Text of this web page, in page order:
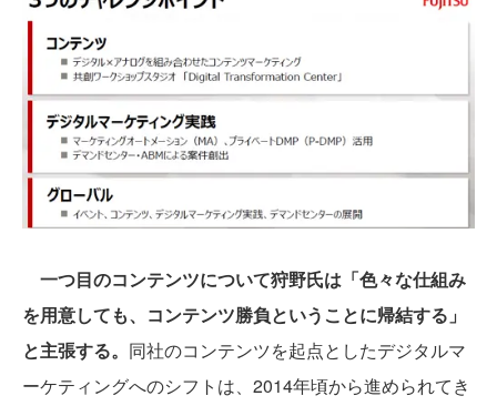
一つ目のコンテンツについて狩野氏は「色々な仕組み
を用意しても、コンテンツ勝負ということに帰結する」
と主張する。 同社のコンテンツを起点としたデジタルマ
ーケティングへのシフトは、2014年頃から進められてき